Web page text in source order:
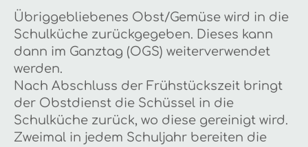
Übriggebliebenes Obst/Gemüse wird in die
Schulküche zurückgegeben. Dieses kann
dann im Ganztag (OGS) weiterverwendet
werden.
Nach Abschluss der Frühstückszeit bringt
der Obstdienst die Schüssel in die
Schulküche zurück, wo diese gereinigt wird.
Zweimal in jedem Schuljahr bereiten die